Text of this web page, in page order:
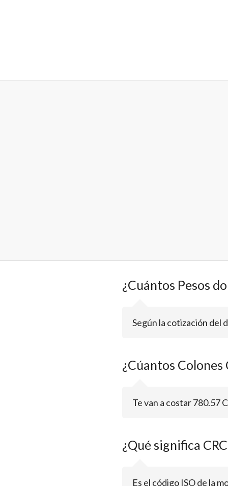
¿Cuántos Pesos
Según la cotización del
¿Cúantos
Te van a costar 780.57
¿Qué significa
Es el código ISO de la